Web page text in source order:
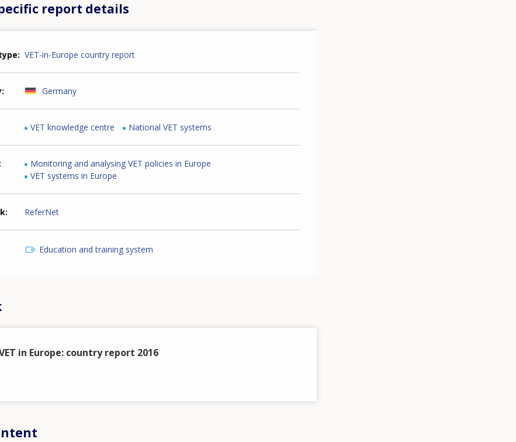
report details
VET-in-Europe country report
Germany
VET knowledge centre National VET systems
Monitoring and analysing VET policies in Europe
VET systems in Europe
ReferNet
Education and training system
in Europe: country report 2016